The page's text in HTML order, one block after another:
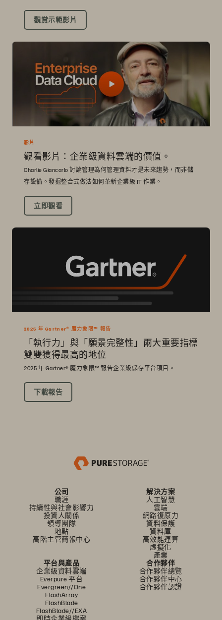
觀賞示範影片
影片
觀看影片：企業級資料雲端的價值。
Charlie Giancarlo 討論管理為何管理資料才是未來趨勢，而非儲
存設備。發掘整合式做法如何革新企業級 IT 作業。
立即觀看
2025 年 Gartner® 魔力象限™ 報告
「執行力」與「願景完整性」兩大重要指標
雙雙獲得最高的地位
2025 年 Gartner® 魔力象限™ 報告企業級儲存平台項目。
下載報告
公司
職涯
持續性與社會影響力
投資人關係
領導團隊
地點
高階主管簡報中心
解決方案
人工智慧
雲端
網路復原力
資料保護
資料庫
高效能運算
虛擬化
產業
平台與產品
企業級資料雲端
Everpure 平台
Evergreen//One
FlashArray
FlashBlade
FlashBlade//EXA
即時企業級檔案
合作夥伴
合作夥伴總覽
合作夥伴中心
合作夥伴認證